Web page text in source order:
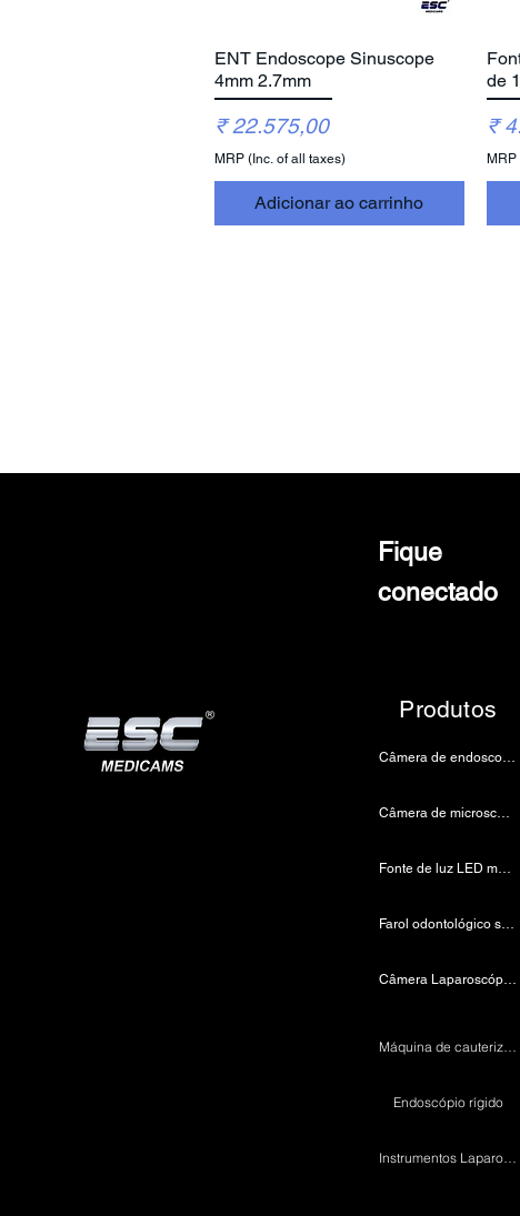
Visualização rápida
ENT Endoscope Sinuscope
4mm 2.7mm
Preço
₹ 22.575,00
MRP (Inc. of all taxes)
Adicionar ao carrinho
de
₹
Fique
conectado
Produtos
Câmera de endoscopia
Câmera de microscópio 4k
Fonte de luz LED médica
Farol odontológico sem fio
Câmera Laparoscópica
Endoscópio rígido